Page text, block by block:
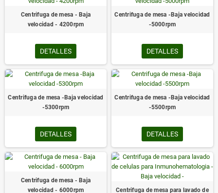
Centrifuga de mesa - Baja
velocidad - 4200rpm
DETALLES
Centrifuga de mesa -Baja velocidad
-5000rpm
DETALLES
Centrifuga de mesa -Baja velocidad
-5300rpm
DETALLES
Centrifuga de mesa -Baja velocidad
-5500rpm
DETALLES
Centrifuga de mesa - Baja
velocidad - 6000rpm
Centrifuga de mesa para lavado de